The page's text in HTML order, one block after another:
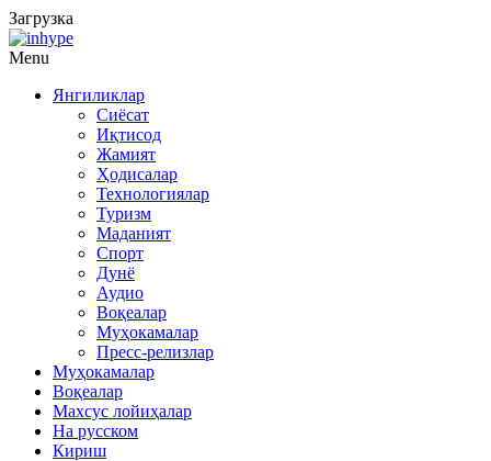
Загрузка
Menu
Янгиликлар
Сиёсат
Иқтисод
Жамият
Ҳодисалар
Технологиялар
Туризм
Маданият
Спорт
Дунё
Аудио
Воқеалар
Муҳокамалар
Пресс-релизлар
Муҳокамалар
Воқеалар
Махсус лойиҳалар
На русском
Кириш